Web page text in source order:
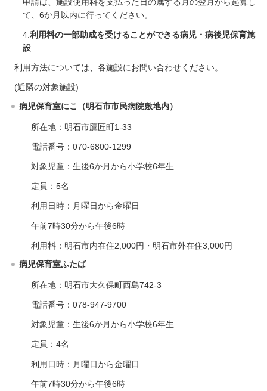
て、6か月以内に行ってください。
4. 利用料の一部助成を受けることができる病児・病後児保育施
設
利用方法については、各施設にお問い合わせください。
(近隣の対象施設)
病児保育室にこ（明石市市民病院敷地内）
所在地：明石市鷹匠町1-33
電話番号：070-6800-1299
対象児童：生後6か月から小学校6年生
定員：5名
利用日時：月曜日から金曜日
午前7時30分から午後6時
利用料：明石市内在住2,000円・明石市外在住3,000円
病児保育室ふたば
所在地：明石市大久保町西島742-3
電話番号：078-947-9700
対象児童：生後6か月から小学校6年生
定員：4名
利用日時：月曜日から金曜日
午前7時30分から午後6時